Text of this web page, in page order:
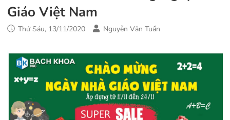
Giáo Việt Nam
Thứ Sáu, 13/11/2020 Nguyễn Văn Tuấn